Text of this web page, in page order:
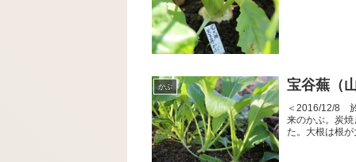
かぶ 宝谷蕪（
＜2016/12/8
来のかぶ。炭
た。大根は根